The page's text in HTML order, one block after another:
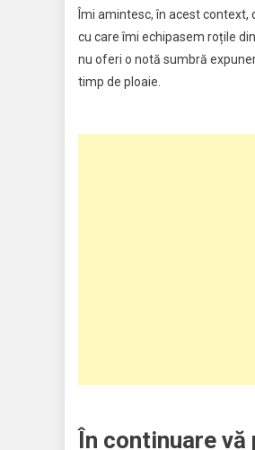
Îmi amintesc, în acest
cu care îmi echipasem roțile
nu oferi o notă sumbră
timp de ploaie.
În continuare